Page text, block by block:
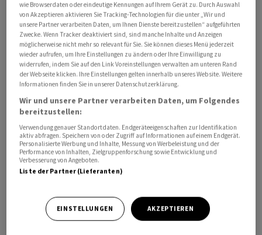
Was ist das Kernproblem?
Diese Systeme haben wir aufgebaut, als es noch
weniger Rentner und eine tiefere Lebenserwartung gab.
Und viele Kinder - die Babyboomer - haben dies bezahlt.
Die Babyboomer haben sich in der Etablierung dieses
Systems das Versprechen gemacht, dass sie diese
Leistungen ebenfalls kriegen würden. Nur hat diese
Generation nicht die notwendigen Kinder gehabt.
Zusätzlich erhalten sie die Leistungen über mehr Jahre.
einer Generation zweieinhalb mal so viel aus der AHV
ausgezahlt bekommen werden, als wir als Generation
wie Browserdaten oder eindeutige Kennungen auf Ihrem Gerät zu. Durch Auswahl
von Akzeptieren aktivieren Sie Tracking-Technologien für die unter „Wir und
unsere Partner verarbeiten Daten, um Ihnen Dienste bereitzustellen“ aufgeführten
Zwecke. Wenn Tracker deaktiviert sind, sind manche Inhalte und Anzeigen
möglicherweise nicht mehr so relevant für Sie. Sie können dieses Menü jederzeit
wieder aufrufen, um Ihre Einstellungen zu ändern oder Ihre Einwilligung zu
widerrufen, indem Sie auf den Link Voreinstellungen verwalten am unteren Rand
der Webseite klicken. Ihre Einstellungen gelten innerhalb unseres Website. Weitere
Informationen finden Sie in unserer Datenschutzerklärung.
Wir und unsere Partner verarbeiten Daten, um Folgendes
bereitzustellen:
Verwendung genauer Standortdaten. Endgeräteeigenschaften zur Identifikation
aktiv abfragen. Speichern von oder Zugriff auf Informationen auf einem Endgerät.
Personalisierte Werbung und Inhalte, Messung von Werbeleistung und der
Performance von Inhalten, Zielgruppenforschung sowie Entwicklung und
Verbesserung von Angeboten.
Liste der Partner (Lieferanten)
EINSTELLUNGEN AKZEPTIEREN